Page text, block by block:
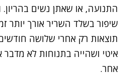
התנועה, או שאתן נשים
שיפור בשלד השריר אורך יותר
תוצאות רק אחרי שלושה
איטי ושהייה בתנוחות לא מדבר
אחר.